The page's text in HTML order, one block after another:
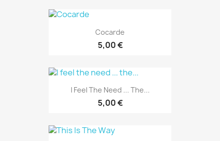
Cocarde
5,00 €
I Feel The Need ... The...
5,00 €